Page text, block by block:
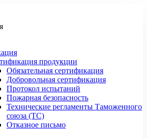
продукции
Обязательная сертификация
Добровольная сертификация
Протокол испытаний
Пожарная безопасность
Технические регламенты Таможенного
союза (ТС)
Отказное письмо